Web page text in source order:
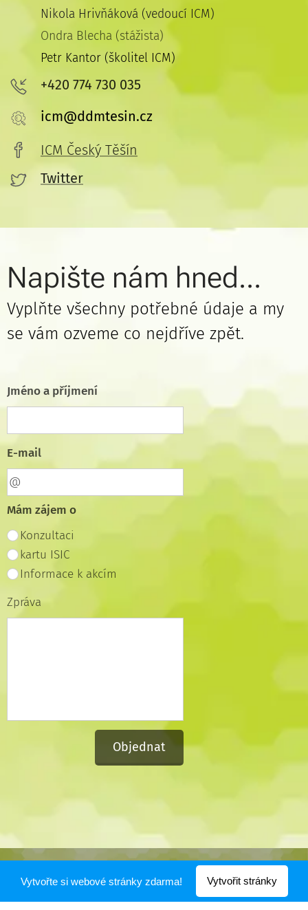
Nikola Hrivňáková (vedoucí ICM)
Ondra Blecha (stážista)
Petr Kantor (školitel ICM)
+420 774 730 035
icm@ddmtesin.cz
ICM Český Těšín
Twitter
Napište nám hned...
Vyplňte všechny potřebné údaje a my
se vám ozveme co nejdříve zpět.
Jméno a příjmení
E-mail
Mám zájem o
Konzultaci
kartu ISIC
Informace k akcím
Zpráva
Objednat
Vytvořeno službouWebnode
Vytvořte si webové stránky zdarma! Vytvořit stránky